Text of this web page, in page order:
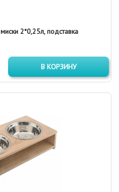
2*0,25л, подставка
В КОРЗИНУ